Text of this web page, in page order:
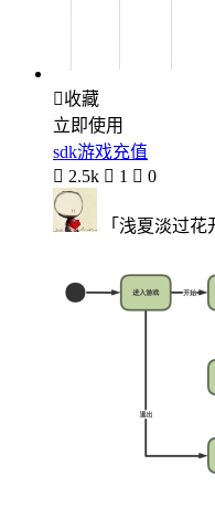
收藏
立即使用
sdk游戏充值
 2.5k  1  0
「浅夏淡过花